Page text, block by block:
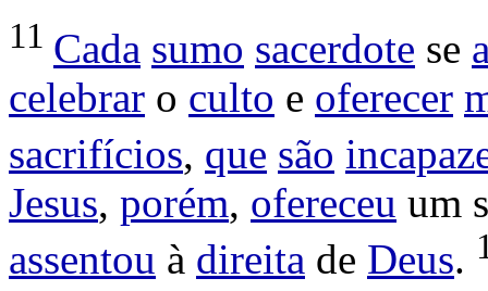
11 Cada sumo sacerdote se
celebrar o culto e oferecer
sacrifícios, que são
Jesus, porém, ofereceu um
assentou à direita de Deus.